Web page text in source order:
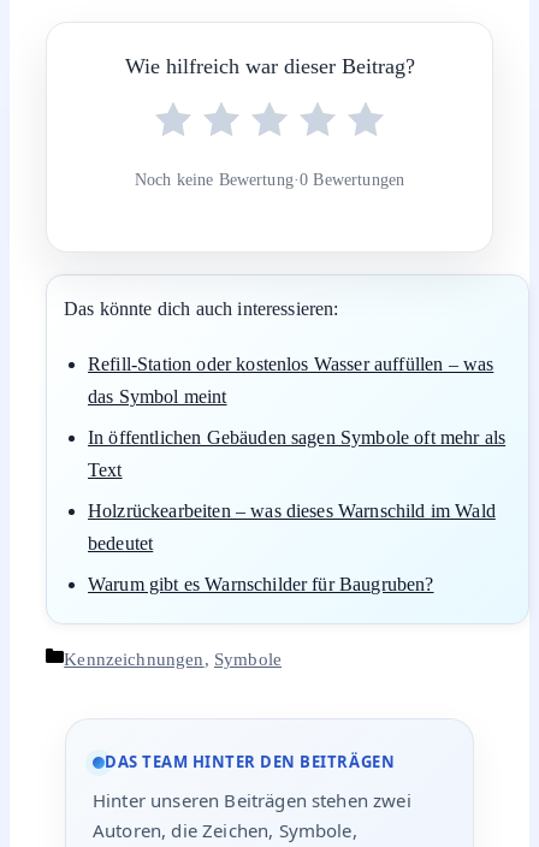
Wie hilfreich war dieser Beitrag?
Noch keine Bewertung·0 Bewertungen
Das könnte dich auch interessieren:
Refill-Station oder kostenlos Wasser auffüllen – was
das Symbol meint
In öffentlichen Gebäuden sagen Symbole oft mehr als
Text
Holzrückearbeiten – was dieses Warnschild im Wald
bedeutet
Warum gibt es Warnschilder für Baugruben?
Kategorien
Kennzeichnungen, Symbole
DAS TEAM HINTER DEN BEITRÄGEN
Hinter unseren Beiträgen stehen zwei
Autoren, die Zeichen, Symbole,